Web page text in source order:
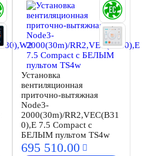
Установка
вентиляционная
приточно-вытяжная
Node3-
2000(30m)/RR2,VEC(B31
0),E 7.5 Compact с
БЕЛЫМ пультом TS4w
695 510.00